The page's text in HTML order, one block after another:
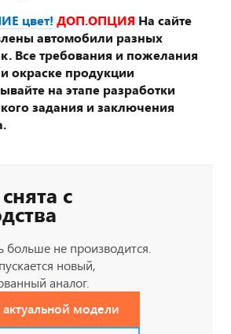
цвет! ДОП.ОПЦИЯ На сайте
автомобили разных
Все требования и пожелания
окраске продукции
на этапе разработки
задания и заключения
с
больше не производится.
новый,
аналог.
модели